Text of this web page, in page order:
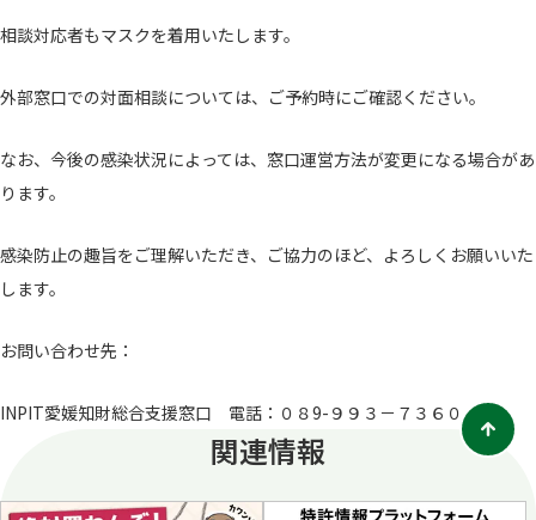
相談対応者もマスクを着用いたします。
外部窓口での対面相談については、ご予約時にご確認ください。
なお、今後の感染状況によっては、窓口運営方法が変更になる場合があ
ります。
感染防止の趣旨をご理解いただき、ご協力のほど、よろしくお願いいた
します。
お問い合わせ先：
INPIT愛媛知財総合支援窓口 電話：０８9-９９３－７３６０
関連情報